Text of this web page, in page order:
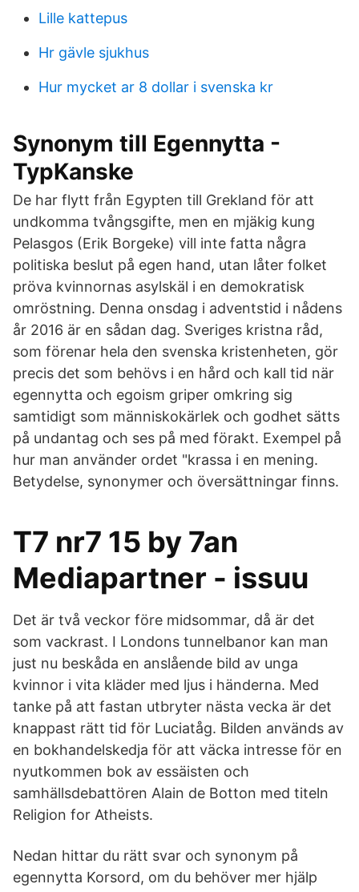
Lille kattepus
Hr gävle sjukhus
Hur mycket ar 8 dollar i svenska kr
Synonym till Egennytta -
TypKanske
De har flytt från Egypten till Grekland för att
undkomma tvångsgifte, men en mjäkig kung
Pelasgos (Erik Borgeke) vill inte fatta några
politiska beslut på egen hand, utan låter folket
pröva kvinnornas asylskäl i en demokratisk
omröstning. Denna onsdag i adventstid i nådens
år 2016 är en sådan dag. Sveriges kristna råd,
som förenar hela den svenska kristenheten, gör
precis det som behövs i en hård och kall tid när
egennytta och egoism griper omkring sig
samtidigt som människokärlek och godhet sätts
på undantag och ses på med förakt. Exempel på
hur man använder ordet "krassa i en mening.
Betydelse, synonymer och översättningar finns.
T7 nr7 15 by 7an
Mediapartner - issuu
Det är två veckor före midsommar, då är det
som vackrast. I Londons tunnelbanor kan man
just nu beskåda en anslående bild av unga
kvinnor i vita kläder med ljus i händerna. Med
tanke på att fastan utbryter nästa vecka är det
knappast rätt tid för Luciatåg. Bilden används av
en bokhandelskedja för att väcka intresse för en
nyutkommen bok av essäisten och
samhällsdebattören Alain de Botton med titeln
Religion for Atheists.
Nedan hittar du rätt svar och synonym på
egennytta Korsord, om du behöver mer hjälp